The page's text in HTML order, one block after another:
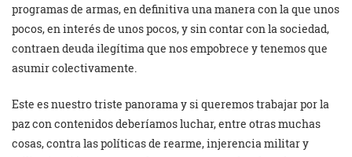
programas de armas, en definitiva una manera con la que unos
pocos, en interés de unos pocos, y sin contar con la sociedad,
contraen deuda ilegítima que nos empobrece y tenemos que
asumir colectivamente.
Este es nuestro triste panorama y si queremos trabajar por la
paz con contenidos deberíamos luchar, entre otras muchas
cosas, contra las políticas de rearme, injerencia militar y